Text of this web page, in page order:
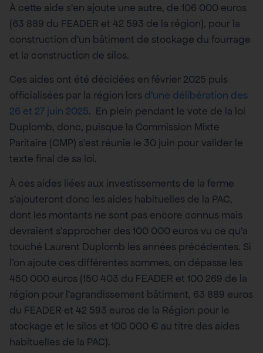
À cette aide s’en ajoute une autre, de 106 000 euros
(63 889 du FEADER et 42 593 de la région), pour la
construction d’un bâtiment de stockage du fourrage
et la construction de silos.
Ces aides ont été décidées en février 2025 puis
officialisées par la région lors d’une délibération des
26 et 27 juin 2025. En plein pendant le vote de la loi
Duplomb, donc, puisque la Commission Mixte
Paritaire (CMP) s’est réunie le 30 juin pour valider le
texte final de sa loi.
À ces aides liées aux investissements de la ferme
s’ajouteront donc les aides habituelles de la PAC,
dont les montants ne sont pas encore connus mais
devraient s’approcher des 100 000 euros vu ce qu’a
touché Laurent Duplomb les années précédentes. Si
l’on ajoute ces différentes sommes, on dépasse les
450 000 euros (150 403 du FEADER et 100 269 de la
région pour l’agrandissement bâtiment, 63 889 euros
du FEADER et 42 593 euros de la Région pour le
stockage et le silos et 100 000 € au titre des aides
habituelles de la PAC).